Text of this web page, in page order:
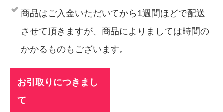
商品はご入金いただいてから1週間ほどで配送
させて頂きますが、商品によりましては時間の
かかるものもございます。
お引取りにつきまし
て